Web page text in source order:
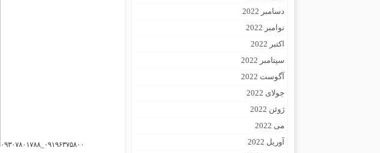
۰۹۱۹۶۳۷۵۸۰۰_۰۹۳۰۷۸۰۱۷۸۸
دسامبر 2022
نوامبر 2022
اکتبر 2022
سپتامبر 2022
آگوست 2022
جولای 2022
ژوئن 2022
می 2022
آوریل 2022